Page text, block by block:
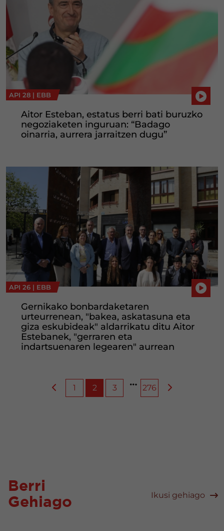
API 28 | EBB
Aitor Esteban, estatus berri bati buruzko
negoziaketen inguruan: “Badago
oinarria, aurrera jarraitzen dugu”
API 26 | EBB
Gernikako bonbardaketaren
urteurrenean, "bakea, askatasuna eta
giza eskubideak" aldarrikatu ditu Aitor
Estebanek, "gerraren eta
indartsuenaren legearen" aurrean
1 2 3 276
Berri
Gehiago
Ikusi gehiago